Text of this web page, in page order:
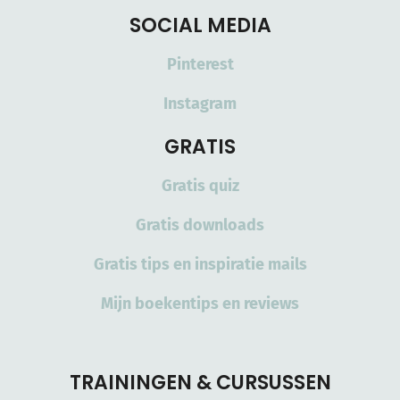
SOCIAL MEDIA
Pinterest
Instagram
GRATIS
Gratis quiz
Gratis downloads
Gratis tips en inspiratie mails
Mijn boekentips en reviews
TRAININGEN & CURSUSSEN